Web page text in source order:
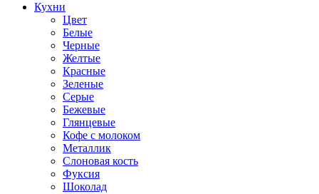
Кухни
Цвет
Белые
Черные
Желтые
Красные
Зеленые
Серые
Бежевые
Глянцевые
Кофе с молоком
Металлик
Слоновая кость
Фуксия
Шоколад